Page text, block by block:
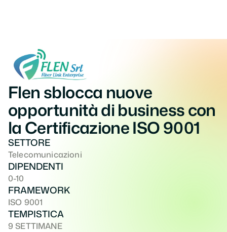
Flen sblocca nuove
opportunità di business con
la Certificazione ISO 9001
SETTORE
Telecomunicazioni
DIPENDENTI
0-10
FRAMEWORK
ISO 9001
TEMPISTICA
9 SETTIMANE